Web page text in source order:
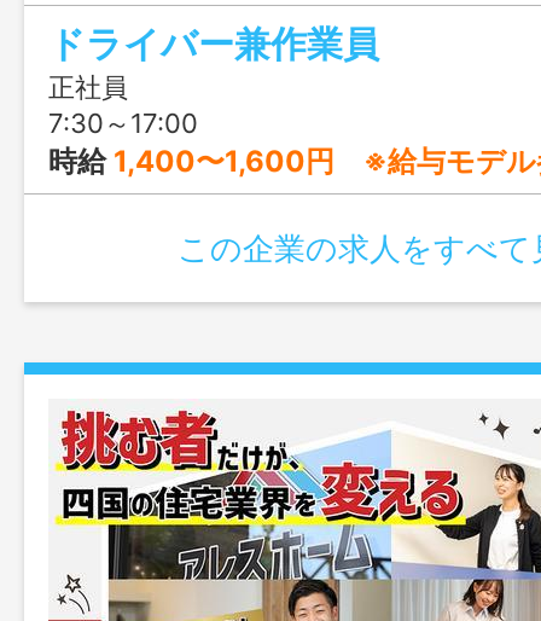
ドライバー兼作業員
正社員
7:30～17:00
時給 1,400〜1,600円 ※給与モデル
この企業の求人をすべて